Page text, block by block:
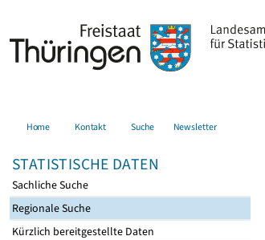
Home Kontakt Suche Newsletter
STATISTISCHE DATEN
Sachliche Suche
Regionale Suche
Kürzlich bereitgestellte Daten